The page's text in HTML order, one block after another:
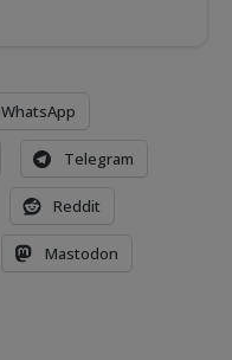
WhatsApp
Telegram
Reddit
Mastodon